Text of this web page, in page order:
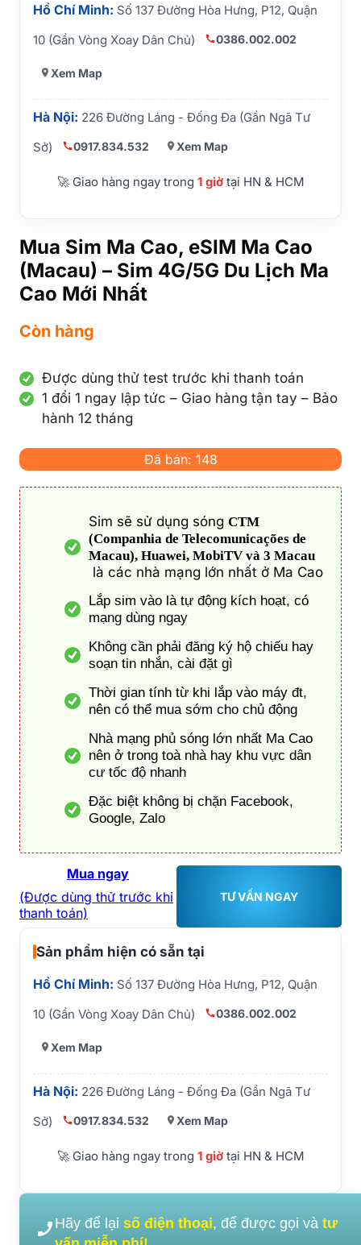
Hồ Chí Minh: Số 137 Đường Hòa Hưng, P12, Quận
10 (Gần Vòng Xoay Dân Chủ)
0386.002.002
Xem Map
Hà Nội: 226 Đường Láng - Đống Đa (Gần Ngã Tư
Sở)
0917.834.532 Xem Map
🚀 Giao hàng ngay trong 1 giờtại HN & HCM
Mua Sim Ma Cao, eSIM Ma Cao
(Macau) – Sim 4G/5G Du Lịch Ma
Cao Mới Nhất
Còn hàng
Được dùng thử test trước khi thanh toán
1 đổi 1 ngay lập tức – Giao hàng tận tay – Bảo
hành 12 tháng
Đã bán: 148
Sim sẽ sử dụng sóng CTM
(Companhia de Telecomunicações de
Macau), Huawei, MobiTV và 3 Macau
là các nhà mạng lớn nhất ở Ma Cao
Lắp sim vào là tự động kích hoạt, có
mạng dùng ngay
Không cần phải đăng ký hộ chiếu hay
soạn tin nhắn, cài đặt gì
Thời gian tính từ khi lắp vào máy đt,
nên có thể mua sớm cho chủ động
Nhà mạng phủ sóng lớn nhất Ma Cao
nên ở trong toà nhà hay khu vực dân
cư tốc độ nhanh
Đặc biệt không bị chặn Facebook,
Google, Zalo
Mua ngay
(Được dùng thử trước khi
thanh toán)
TƯ VẤN NGAY
Sản phẩm hiện có sẵn tại
Hồ Chí Minh: Số 137 Đường Hòa Hưng, P12, Quận
10 (Gần Vòng Xoay Dân Chủ)
0386.002.002
Xem Map
Hà Nội: 226 Đường Láng - Đống Đa (Gần Ngã Tư
Sở)
0917.834.532 Xem Map
🚀 Giao hàng ngay trong 1 giờtại HN & HCM
Hãy để lại số điện thoại, để được gọi và tư